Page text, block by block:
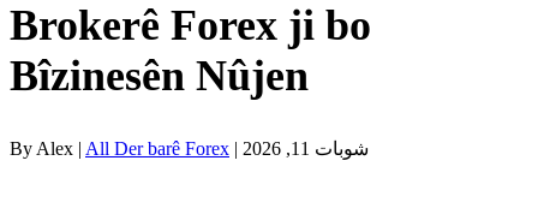
Brokerê Forex ji bo
Bîzinesên Nûjen
By Alex | All Der barê Forex | شوبات 11, 2026